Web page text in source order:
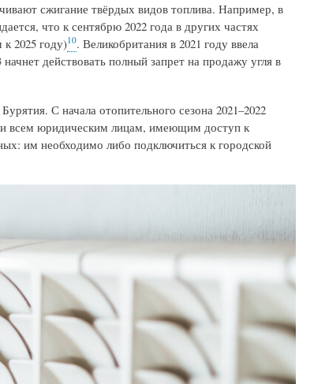
сжигание твёрдых видов топлива. Например, в
что к сентябрю 2022 года в других частях
2025 году)10. Великобритания в 2021 году ввела
действовать полный запрет на продажу угля в
С начала отопительного сезона 2021–2022
всем юридическим лицам, имеющим доступ к
им необходимо либо подключиться к городской